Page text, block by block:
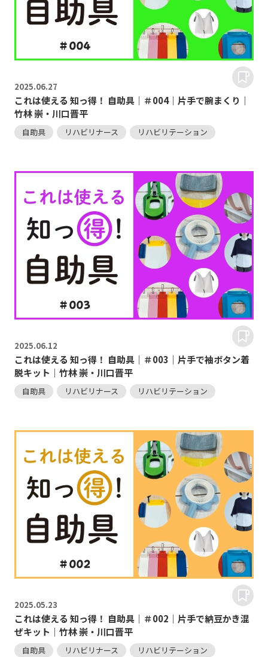
2025.06.27
これは使える 知っ得！ 自助具｜＃004｜片手で腕まくり｜
竹林 崇・川口晋平
自助具 リハビリナース リハビリテーション
2025.06.12
これは使える 知っ得！ 自助具｜＃003｜片手で袖ボタン着
脱キット｜竹林 崇・川口晋平
自助具 リハビリナース リハビリテーション
2025.05.23
これは使える 知っ得！ 自助具｜＃002｜片手で納豆かき混
ぜキット｜竹林 崇・川口晋平
自助具 リハビリナース リハビリテーション